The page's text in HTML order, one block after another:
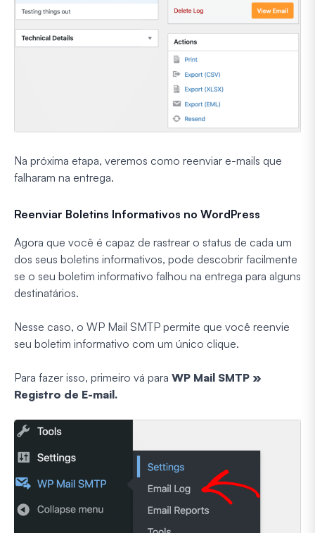
Na próxima etapa, veremos como reenviar e-mails que
falharam na entrega.
Reenviar Boletins Informativos no WordPress
Agora que você é capaz de rastrear o status de cada um
dos seus boletins informativos, pode descobrir facilmente
se o seu boletim informativo falhou na entrega para alguns
destinatários.
Nesse caso, o WP Mail SMTP permite que você reenvie
seu boletim informativo com um único clique.
Para fazer isso, primeiro vá para WP Mail SMTP »
Registro de E-mail.